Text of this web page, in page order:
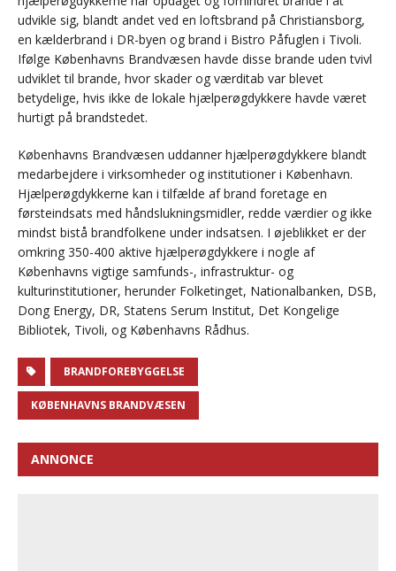
udvikle sig, blandt andet ved en loftsbrand på Christiansborg,
en kælderbrand i DR-byen og brand i Bistro Påfuglen i Tivoli.
Ifølge Københavns Brandvæsen havde disse brande uden tvivl
udviklet til brande, hvor skader og værditab var blevet
betydelige, hvis ikke de lokale hjælperøgdykkere havde været
hurtigt på brandstedet.
Københavns Brandvæsen uddanner hjælperøgdykkere blandt
medarbejdere i virksomheder og institutioner i København.
Hjælperøgdykkerne kan i tilfælde af brand foretage en
førsteindsats med håndslukningsmidler, redde værdier og ikke
mindst bistå brandfolkene under indsatsen. I øjeblikket er der
omkring 350-400 aktive hjælperøgdykkere i nogle af
Københavns vigtige samfunds-, infrastruktur- og
kulturinstitutioner, herunder Folketinget, Nationalbanken, DSB,
Dong Energy, DR, Statens Serum Institut, Det Kongelige
Bibliotek, Tivoli, og Københavns Rådhus.
BRANDFOREBYGGELSE
KØBENHAVNS BRANDVÆSEN
ANNONCE